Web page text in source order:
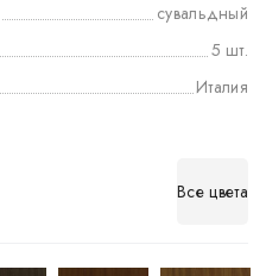
сувальдный
5 шт.
Италия
Все цвета